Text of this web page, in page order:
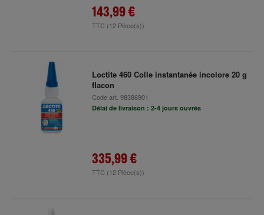
143,99 €
TTC (12 Pièce(s))
Loctite 460 Colle instantanée incolore 20 g
flacon
Code art. 98386901
Délai de livraison : 2-4 jours ouvrés
335,99 €
TTC (12 Pièce(s))